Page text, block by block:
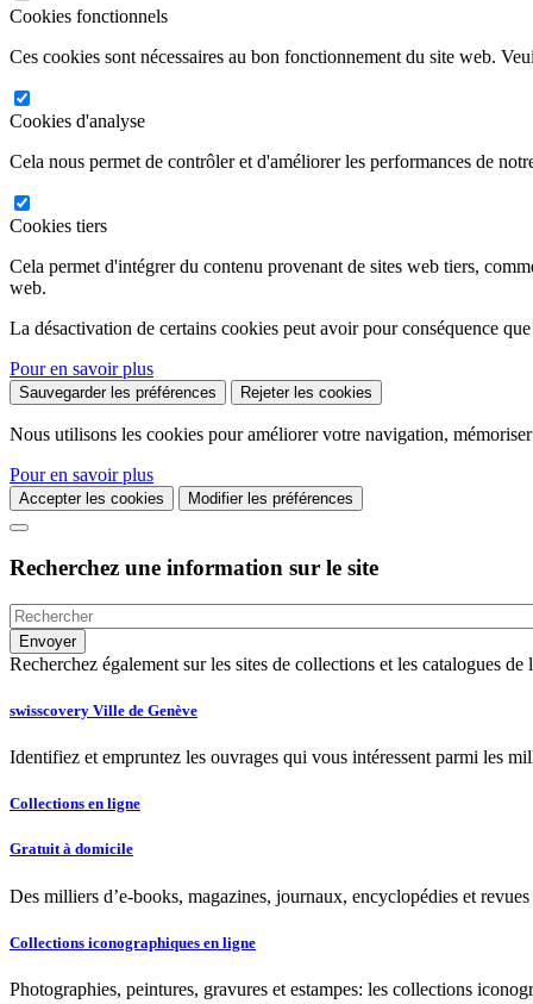
Cookies fonctionnels
Ces cookies sont nécessaires au bon fonctionnement du site web.
Cookies d'analyse
Cela nous permet de contrôler et d'améliorer les performances de
Cookies tiers
Cela permet d'intégrer du contenu provenant de sites web tiers,
web.
La désactivation de certains cookies peut avoir pour conséquence
Pour en savoir plus
Sauvegarder les préférences Rejeter les cookies
Nous utilisons les cookies pour améliorer votre navigation,
Pour en savoir plus
Accepter les cookies Modifier les préférences
Recherchez une information sur le site
Recherchez également sur les sites de collections et les catalogues
swisscovery Ville de Genève
Identifiez et empruntez les ouvrages qui vous intéressent parmi les
Collections en ligne
Gratuit à domicile
Des milliers d’e-books, magazines, journaux, encyclopédies et
Collections iconographiques en ligne
Photographies, peintures, gravures et estampes: les collections